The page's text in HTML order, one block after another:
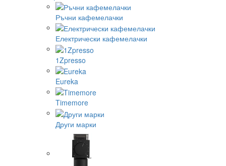
Ръчни кафемелачки
Електрически кафемелачки
1Zpresso
Eureka
Timemore
Други марки